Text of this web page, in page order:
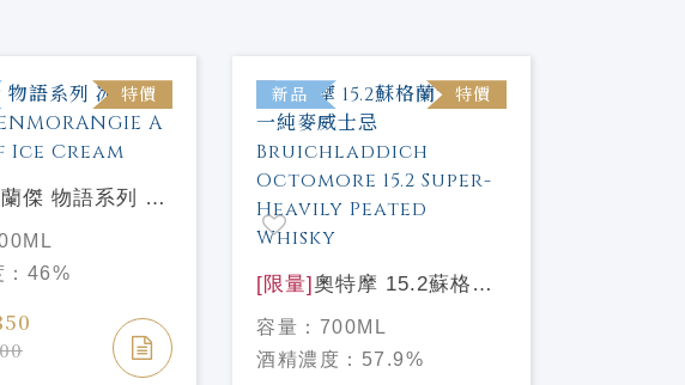
特價
傑 物語系列 冰
A Tale
46%
新品 特價
[限量] 奧特摩 15.2蘇格蘭
大麥單一純麥威士忌
Bruichladdich Octomore
15.2 Super-Heavily
容量： 700ML
酒精濃度： 57.9%